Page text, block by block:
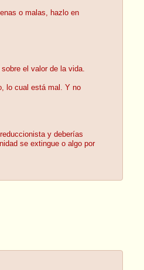
o malas, hazlo en
el valor de la vida.
lo cual está mal. Y no
y deberías
se extingue o algo por